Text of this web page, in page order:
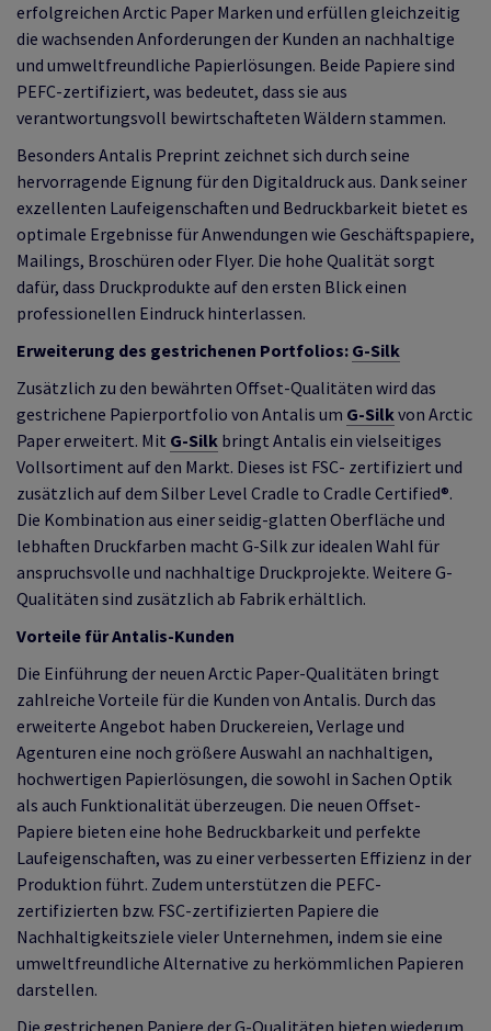
erfolgreichen Arctic Paper Marken und erfüllen gleichzeitig
die wachsenden Anforderungen der Kunden an nachhaltige
und umweltfreundliche Papierlösungen. Beide Papiere sind
PEFC-zertifiziert, was bedeutet, dass sie aus
verantwortungsvoll bewirtschafteten Wäldern stammen.
Besonders Antalis Preprint zeichnet sich durch seine
hervorragende Eignung für den Digitaldruck aus. Dank seiner
exzellenten Laufeigenschaften und Bedruckbarkeit bietet es
optimale Ergebnisse für Anwendungen wie Geschäftspapiere,
Mailings, Broschüren oder Flyer. Die hohe Qualität sorgt
dafür, dass Druckprodukte auf den ersten Blick einen
professionellen Eindruck hinterlassen.
Erweiterung des gestrichenen Portfolios: G-Silk
Zusätzlich zu den bewährten Offset-Qualitäten wird das
gestrichene Papierportfolio von Antalis um G-Silkvon Arctic
Paper erweitert. Mit G-Silk bringt Antalis ein vielseitiges
Vollsortiment auf den Markt. Dieses ist FSC- zertifiziert und
zusätzlich auf dem Silber Level Cradle to Cradle Certified®.
Die Kombination aus einer seidig-glatten Oberfläche und
lebhaften Druckfarben macht G-Silk zur idealen Wahl für
anspruchsvolle und nachhaltige Druckprojekte. Weitere G-
Qualitäten sind zusätzlich ab Fabrik erhältlich.
Vorteile für Antalis-Kunden
Die Einführung der neuen Arctic Paper-Qualitäten bringt
zahlreiche Vorteile für die Kunden von Antalis. Durch das
erweiterte Angebot haben Druckereien, Verlage und
Agenturen eine noch größere Auswahl an nachhaltigen,
hochwertigen Papierlösungen, die sowohl in Sachen Optik
als auch Funktionalität überzeugen. Die neuen Offset-
Papiere bieten eine hohe Bedruckbarkeit und perfekte
Laufeigenschaften, was zu einer verbesserten Effizienz in der
Produktion führt. Zudem unterstützen die PEFC-
zertifizierten bzw. FSC-zertifizierten Papiere die
Nachhaltigkeitsziele vieler Unternehmen, indem sie eine
umweltfreundliche Alternative zu herkömmlichen Papieren
darstellen.